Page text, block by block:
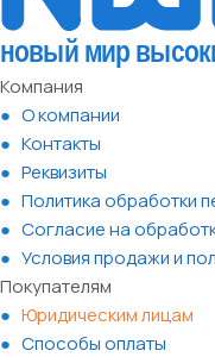
Компания
О компании
Контакты
Реквизиты
Политика обработки
Согласие на
Условия продажи и
Покупателям
Юридическим лицам
Способы оплаты